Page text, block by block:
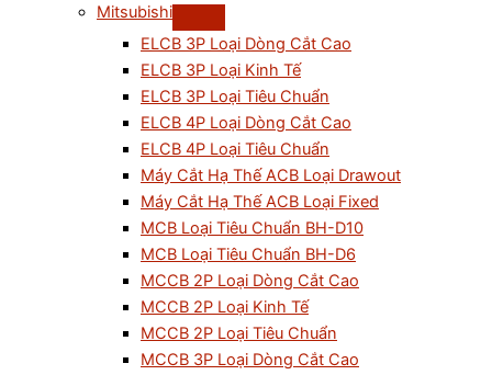
Mitsubishi
ELCB 3P Loại Dòng Cắt Cao
ELCB 3P Loại Kinh Tế
ELCB 3P Loại Tiêu Chuẩn
ELCB 4P Loại Dòng Cắt Cao
ELCB 4P Loại Tiêu Chuẩn
Máy Cắt Hạ Thế ACB Loại Drawout
Máy Cắt Hạ Thế ACB Loại Fixed
MCB Loại Tiêu Chuẩn BH-D10
MCB Loại Tiêu Chuẩn BH-D6
MCCB 2P Loại Dòng Cắt Cao
MCCB 2P Loại Kinh Tế
MCCB 2P Loại Tiêu Chuẩn
MCCB 3P Loại Dòng Cắt Cao